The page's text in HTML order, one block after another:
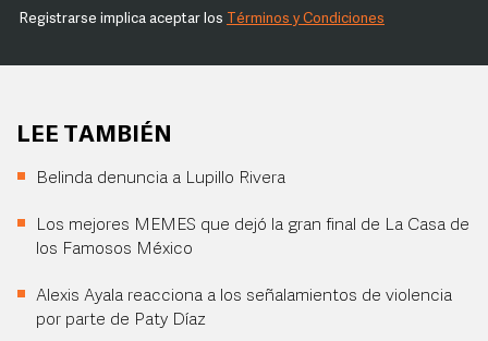
Registrarse implica aceptar los Términos y Condiciones
LEE TAMBIÉN
Belinda denuncia a Lupillo Rivera
Los mejores MEMES que dejó la gran final de La Casa de
los Famosos México
Alexis Ayala reacciona a los señalamientos de violencia
por parte de Paty Díaz